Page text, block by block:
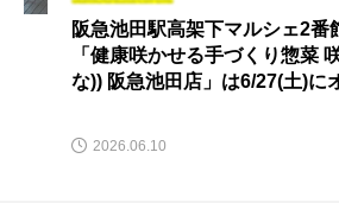
阪急池田駅高架下マルシェ2番
「健康咲かせる手づくり惣菜
な)) 阪急池田店」は6/27(土)に
2026.06.10